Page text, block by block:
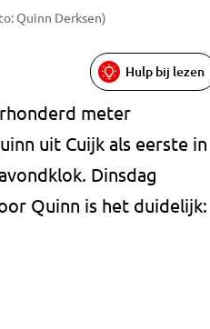
Quinn Derksen)
Hulp bij lezen
meter
uit Cuijk als eerste in
Dinsdag
Quinn is het duidelijk: